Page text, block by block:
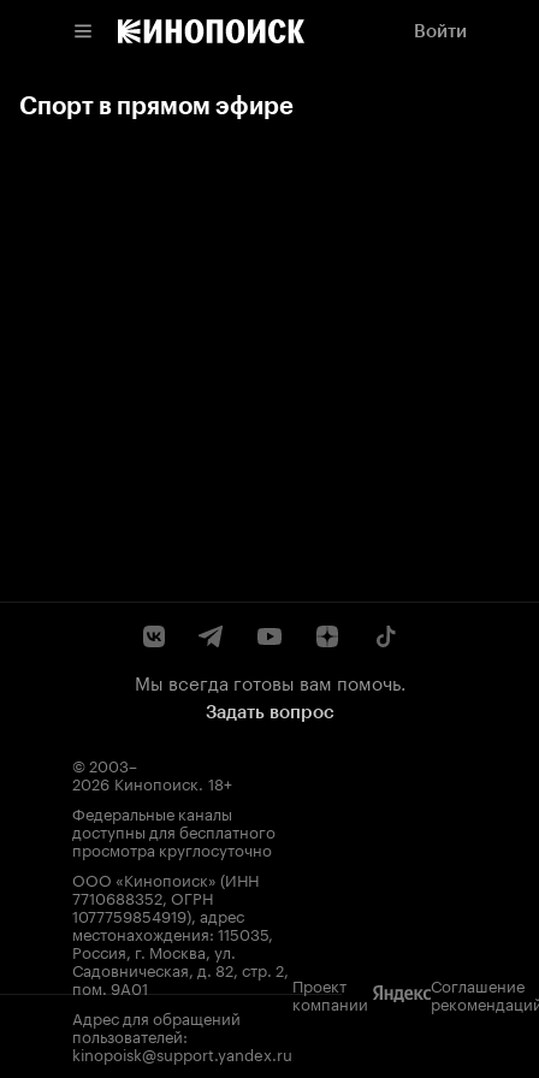
Войти
Спорт в прямом эфире
Мы всегда готовы вам помочь.
Задать вопрос
© 2003–
2026 Кинопоиск. 18+
Федеральные каналы
доступны для бесплатного
просмотра круглосуточно
ООО «Кинопоиск» (ИНН
7710688352, ОГРН
1077759854919), адрес
местонахождения: 115035,
Россия, г. Москва, ул.
Садовническая, д. 82, стр. 2,
пом. 9А01
Адрес для обращений
пользователей:
kinopoisk@support.yandex.ru
Проект
компании
Соглашение